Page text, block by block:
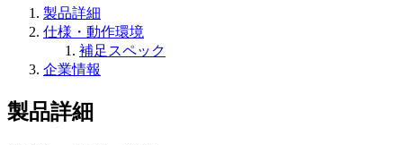
製品詳細
仕様・動作環境
補足スペック
企業情報
製品詳細